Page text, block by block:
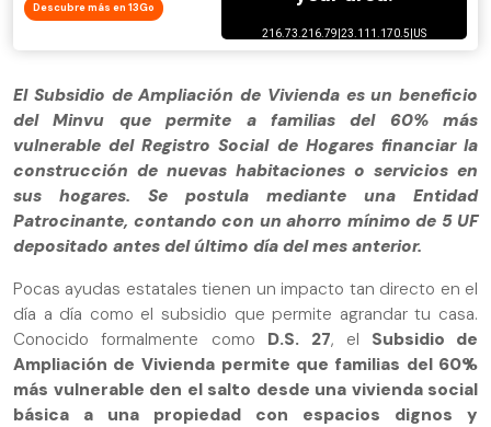
Descubre más en 13Go
El Subsidio de Ampliación de Vivienda es un beneficio
del Minvu que permite a familias del 60% más
vulnerable del Registro Social de Hogares financiar la
construcción de nuevas habitaciones o servicios en
sus hogares. Se postula mediante una Entidad
Patrocinante, contando con un ahorro mínimo de 5 UF
depositado antes del último día del mes anterior.
Pocas ayudas estatales tienen un impacto tan directo en el
día a día como el subsidio que permite agrandar tu casa.
Conocido formalmente como D.S. 27, el Subsidio de
Ampliación de Vivienda permite que familias del 60%
más vulnerable den el salto desde una vivienda social
básica a una propiedad con espacios dignos y